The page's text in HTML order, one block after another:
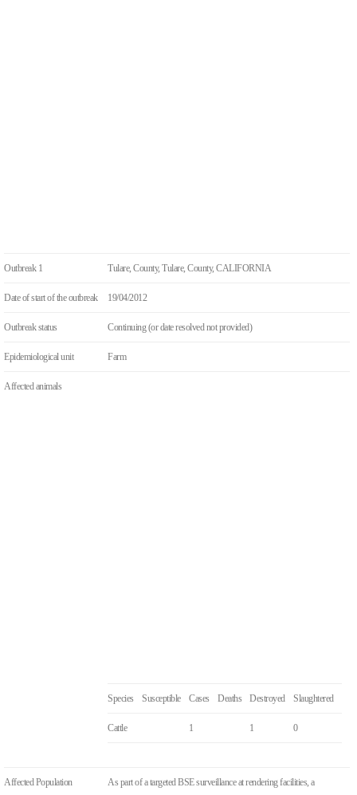
Outbreak 1 Tulare, County, Tulare, County, CALIFORNIA
Date of start of the outbreak 19/04/2012
Outbreak status Continuing (or date resolved not provided)
Epidemiological unit Farm
Affected animals
Species Susceptible Cases Deaths Destroyed Slaughtered
Cattle 1 1 0
Affected Population
As part of a targeted BSE surveillance at rendering facilities, a